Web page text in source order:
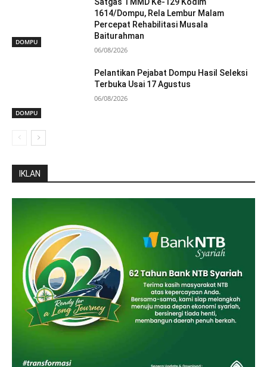
DOMPU
1614/Dompu, Rela Lembur Malam
Percepat Rehabilitasi Musala
Baiturahman
06/08/2026
DOMPU
Pelantikan Pejabat Dompu Hasil Seleksi
Terbuka Usai 17 Agustus
06/08/2026
IKLAN